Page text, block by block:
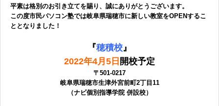
平素は格別のお引き立てを賜り、誠にありがとうございます。
この度市民パソコン塾では岐阜県瑞穂市に新しい教室をOPENするこ
ととなりました！
『穂積校 』
2022年4月5日 開校予定
〒501-0217
岐阜県瑞穂市生津外宮前町2丁目11
（ナビ個別指導学院 併設校）